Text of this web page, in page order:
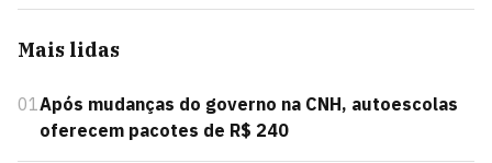
Mais lidas
01Após mudanças do governo na CNH, autoescolas
oferecem pacotes de R$ 240